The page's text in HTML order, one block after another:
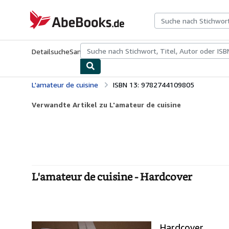
AbeBooks.de
DetailsucheSammlungenAntiquarische BücherKunst &
L'amateur de cuisine ISBN 13: 9782744109805
Verwandte Artikel zu L'amateur de cuisine
L'amateur de cuisine - Hardcover